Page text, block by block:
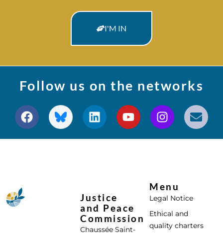
I'M IN
Follow us on the networks
Justice
and Peace
Commission
Chaussée Saint-
Menu
Legal Notice
Ethical and
quality charters